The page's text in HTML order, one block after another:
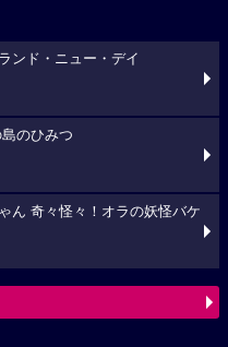
ンド・ニュー・デイ
のひみつ
ん 奇々怪々！オラの妖怪バケ